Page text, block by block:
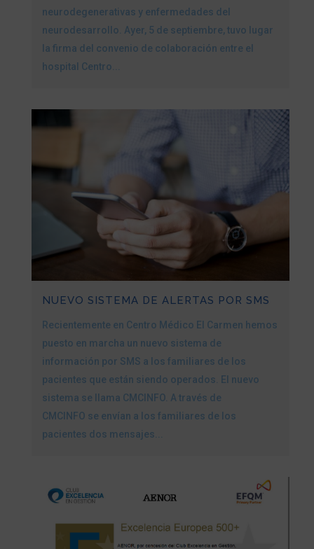
neurodegenerativas y enfermedades del
neurodesarrollo. Ayer, 5 de septiembre, tuvo lugar
la firma del convenio de colaboración entre el
hospital Centro...
NUEVO SISTEMA DE ALERTAS POR SMS
Recientemente en Centro Médico El Carmen hemos
puesto en marcha un nuevo sistema de
información por SMS a los familiares de los
pacientes que están siendo operados. El nuevo
sistema se llama CMCINFO. A través de
CMCINFO se envían a los familiares de los
pacientes dos mensajes...